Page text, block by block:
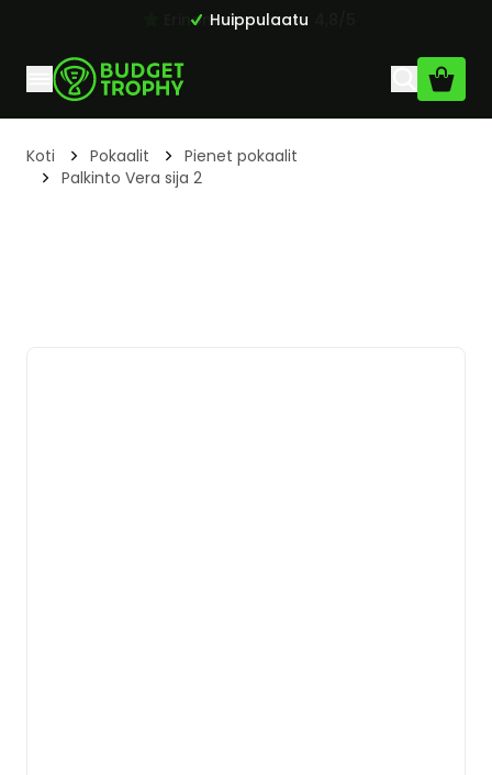
Huippulaatu
Erinomainen arvio: 4,8/5
Skip to Content
Koti Pokaalit
Pienet pokaalit
Palkinto Vera sija 2